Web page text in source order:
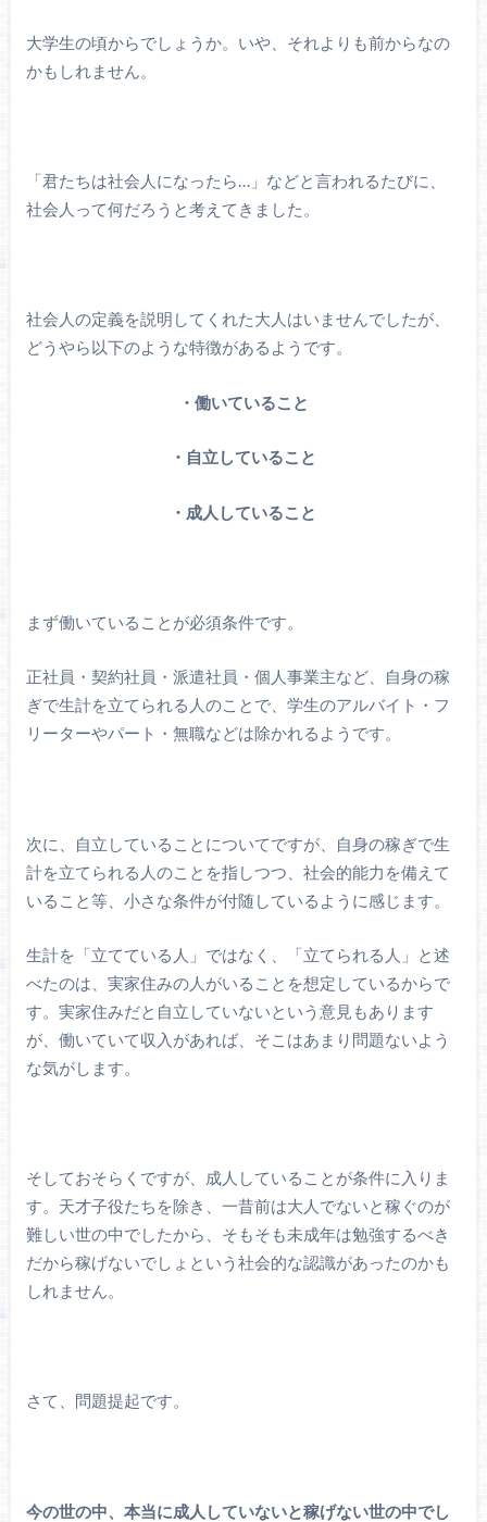
大学生の頃からでしょうか。いや、それよりも前からなの
かもしれません。
「君たちは社会人になったら…」などと言われるたびに、
社会人って何だろうと考えてきました。
社会人の定義を説明してくれた大人はいませんでしたが、
どうやら以下のような特徴があるようです。
・働いていること
・自立していること
・成人していること
まず働いていることが必須条件です。
正社員・契約社員・派遣社員・個人事業主など、自身の稼
ぎで生計を立てられる人のことで、学生のアルバイト・フ
リーターやパート・無職などは除かれるようです。
次に、自立していることについてですが、自身の稼ぎで生
計を立てられる人のことを指しつつ、社会的能力を備えて
いること等、小さな条件が付随しているように感じます。
生計を「立てている人」ではなく、「立てられる人」と述
べたのは、実家住みの人がいることを想定しているからで
す。実家住みだと自立していないという意見もあります
が、働いていて収入があれば、そこはあまり問題ないよう
な気がします。
そしておそらくですが、成人していることが条件に入りま
す。天才子役たちを除き、一昔前は大人でないと稼ぐのが
難しい世の中でしたから、そもそも未成年は勉強するべき
だから稼げないでしょという社会的な認識があったのかも
しれません。
さて、問題提起です。
今の世の中、本当に成人していないと稼げない世の中でし